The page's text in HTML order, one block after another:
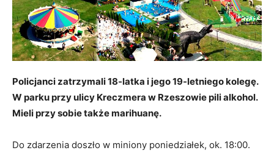
Policjanci zatrzymali 18-latka i jego 19-letniego kolegę.
W parku przy ulicy Kreczmera w Rzeszowie pili alkohol.
Mieli przy sobie także marihuanę.
Do zdarzenia doszło w miniony poniedziałek, ok. 18:00.